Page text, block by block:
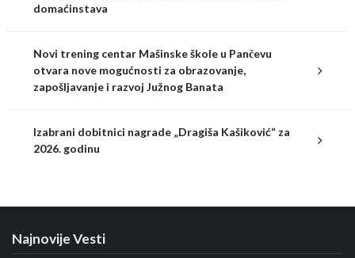
domaćinstava
Novi trening centar Mašinske škole u Pančevu
otvara nove mogućnosti za obrazovanje,
zapošljavanje i razvoj Južnog Banata
Izabrani dobitnici nagrade „Dragiša Kašiković“ za
2026. godinu
Najnovije Vesti